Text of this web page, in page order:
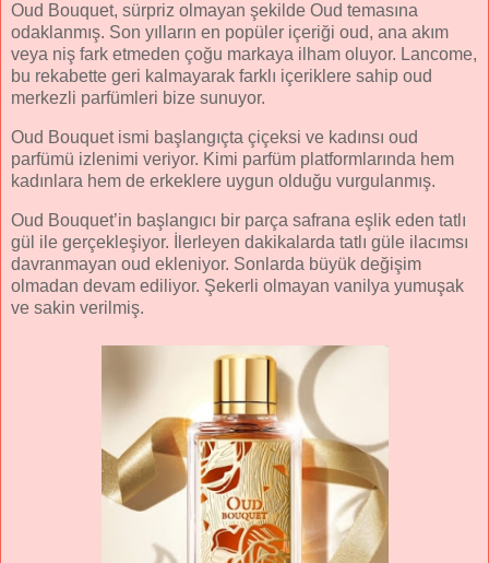
Oud Bouquet, sürpriz olmayan şekilde Oud temasına
odaklanmış. Son yılların en popüler içeriği oud, ana akım
veya niş fark etmeden çoğu markaya ilham oluyor. Lancome,
bu rekabette geri kalmayarak farklı içeriklere sahip oud
merkezli parfümleri bize sunuyor.
Oud Bouquet ismi başlangıçta çiçeksi ve kadınsı oud
parfümü izlenimi veriyor. Kimi parfüm platformlarında hem
kadınlara hem de erkeklere uygun olduğu vurgulanmış.
Oud Bouquet’in başlangıcı bir parça safrana eşlik eden tatlı
gül ile gerçekleşiyor. İlerleyen dakikalarda tatlı güle ilacımsı
davranmayan oud ekleniyor. Sonlarda büyük değişim
olmadan devam ediliyor. Şekerli olmayan vanilya yumuşak
ve sakin verilmiş.